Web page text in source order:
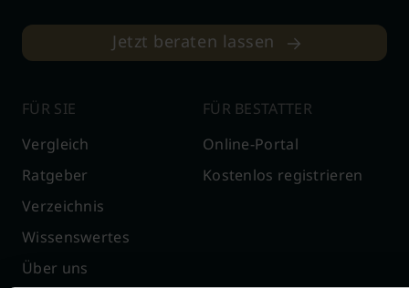
Jetzt beraten lassen
FÜR SIE
Vergleich
Ratgeber
Verzeichnis
Wissenswertes
Über uns
FÜR BESTATTER
Online-Portal
Kostenlos registrieren